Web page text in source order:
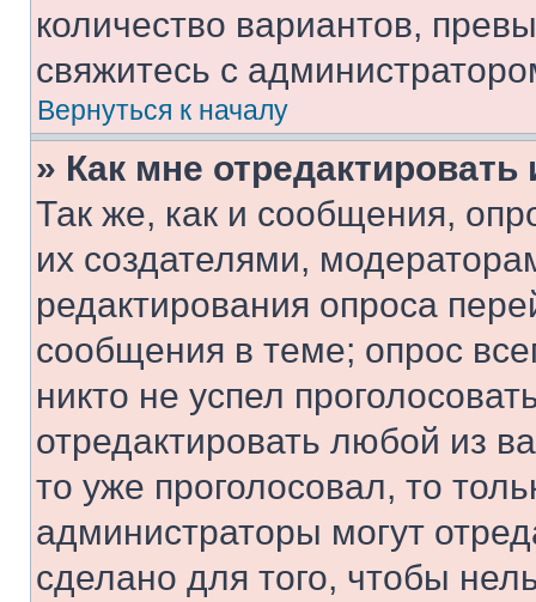
количество вариантов,
свяжитесь с
Вернуться к началу
» Как мне
Так же, как и сообщения,
их создателями,
редактирования опроса
сообщения в теме; опрос
никто не успел
отредактировать любой из
то уже проголосовал, то
администраторы могут
сделано для того, чтобы